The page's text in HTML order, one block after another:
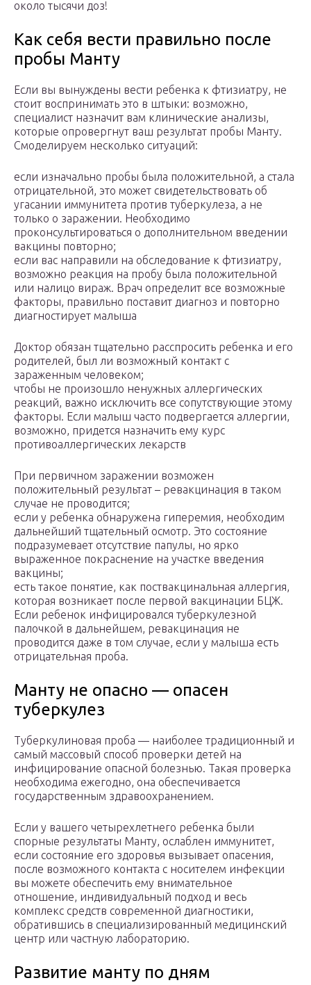
около тысячи доз!
Как себя вести правильно после
пробы Манту
Если вы вынуждены вести ребенка к фтизиатру, не
стоит воспринимать это в штыки: возможно,
специалист назначит вам клинические анализы,
которые опровергнут ваш результат пробы Манту.
Смоделируем несколько ситуаций:
если изначально пробы была положительной, а стала
отрицательной, это может свидетельствовать об
угасании иммунитета против туберкулеза, а не
только о заражении. Необходимо
проконсультироваться о дополнительном введении
вакцины повторно;
если вас направили на обследование к фтизиатру,
возможно реакция на пробу была положительной
или налицо вираж. Врач определит все возможные
факторы, правильно поставит диагноз и повторно
диагностирует малыша
Доктор обязан тщательно расспросить ребенка и его
родителей, был ли возможный контакт с
зараженным человеком;
чтобы не произошло ненужных аллергических
реакций, важно исключить все сопутствующие этому
факторы. Если малыш часто подвергается аллергии,
возможно, придется назначить ему курс
противоаллергических лекарств
При первичном заражении возможен
положительный результат – ревакцинация в таком
случае не проводится;
если у ребенка обнаружена гиперемия, необходим
дальнейший тщательный осмотр. Это состояние
подразумевает отсутствие папулы, но ярко
выраженное покраснение на участке введения
вакцины;
есть такое понятие, как поствакцинальная аллергия,
которая возникает после первой вакцинации БЦЖ.
Если ребенок инфицировался туберкулезной
палочкой в дальнейшем, ревакцинация не
проводится даже в том случае, если у малыша есть
отрицательная проба.
Манту не опасно — опасен
туберкулез
Туберкулиновая проба — наиболее традиционный и
самый массовый способ проверки детей на
инфицирование опасной болезнью. Такая проверка
необходима ежегодно, она обеспечивается
государственным здравоохранением.
Если у вашего четырехлетнего ребенка были
спорные результаты Манту, ослаблен иммунитет,
если состояние его здоровья вызывает опасения,
после возможного контакта с носителем инфекции
вы можете обеспечить ему внимательное
отношение, индивидуальный подход и весь
комплекс средств современной диагностики,
обратившись в специализированный медицинский
центр или частную лабораторию.
Развитие манту по дням